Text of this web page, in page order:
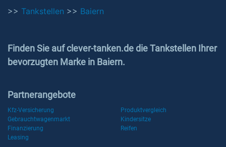
>> Tankstellen >> Baiern
Finden Sie auf clever-tanken.de die Tankstellen Ihrer
bevorzugten Marke in Baiern.
Partnerangebote
Kfz-Versicherung
Produktvergleich
Gebrauchtwagenmarkt
Kindersitze
Finanzierung
Reifen
Leasing